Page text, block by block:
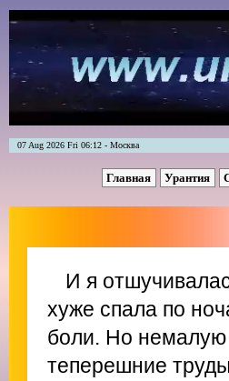
07 Aug 2026 Fri 06:12 - Москва
Главная Урантия
И я
хуже спала по
боли. Но немалую
теперешние